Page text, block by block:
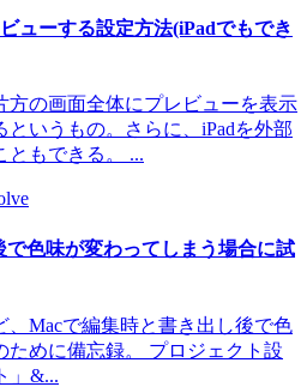
ューする設定方法(iPadでもでき
方の画面全体にプレビューを表示
いうもの。さらに、iPadを外部
ともできる。 ...
色味が変わってしまう場合に試
Macで編集時と書き出し後で色
ために備忘録。 プロジェクト設
」&...